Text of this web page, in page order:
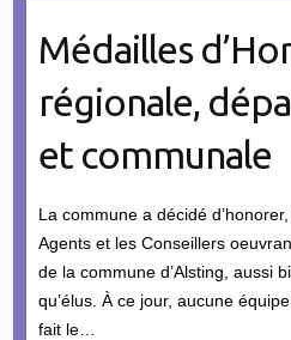
Médailles
régionale,
et communale
La commune a décidé
Agents et les Conseillers
de la commune d’Alsting, aussi
qu’élus. À ce jour, aucune
fait le…